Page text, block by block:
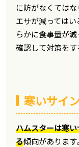
に防がなくてはな
エサが減っては
らかに食事量が
確認して対策をす
寒いサイ
ハムスターは寒
る傾向がありま